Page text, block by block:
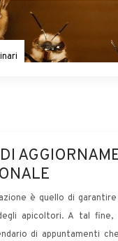
è quello di
apicoltori. A tal fine,
di appuntamenti